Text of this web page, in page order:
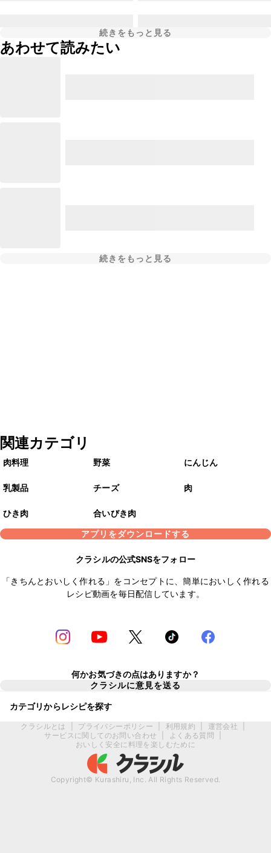
続きをもっと見る
あわせて読みたい
続きをもっと見る
関連カテゴリ
肉料理 野菜 にんじん
乳製品 チーズ 肉
ひき肉
合いびき肉
アプリをダウンロードする
クラシルの公式SNSをフォロー
「きちんとおいしく作れる」をコンセプトに、簡単においしく作れる
レシピ動画を毎日配信しています。
何かお気づきの点はありますか？
クラシルに意見を送る
カテゴリからレシピを探す
クラシルとは プライバシーポリシー 利用規約 運営会社
サービスに関してのお問い合わせ
よくある質問
おいしく安全に料理を楽しむために
Copyright© Kurashiru, Inc. All Rights Reserved.